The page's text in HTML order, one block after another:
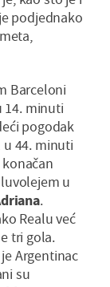
podjednako
Barceloni
14. minuti
pogodak
44. minuti
u
.
Realu već
tri gola.
Argentinac
su